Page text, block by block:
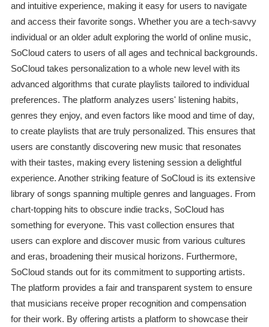
and intuitive experience, making it easy for users to navigate
and access their favorite songs. Whether you are a tech-savvy
individual or an older adult exploring the world of online music,
SoCloud caters to users of all ages and technical backgrounds.
SoCloud takes personalization to a whole new level with its
advanced algorithms that curate playlists tailored to individual
preferences. The platform analyzes users' listening habits,
genres they enjoy, and even factors like mood and time of day,
to create playlists that are truly personalized. This ensures that
users are constantly discovering new music that resonates
with their tastes, making every listening session a delightful
experience. Another striking feature of SoCloud is its extensive
library of songs spanning multiple genres and languages. From
chart-topping hits to obscure indie tracks, SoCloud has
something for everyone. This vast collection ensures that
users can explore and discover music from various cultures
and eras, broadening their musical horizons. Furthermore,
SoCloud stands out for its commitment to supporting artists.
The platform provides a fair and transparent system to ensure
that musicians receive proper recognition and compensation
for their work. By offering artists a platform to showcase their